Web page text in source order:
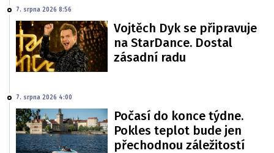
7. srpna 2026 8:56
Vojtěch Dyk se připravuje
na StarDance. Dostal
zásadní radu
7. srpna 2026 4:00
Počasí do konce týdne.
Pokles teplot bude jen
přechodnou záležitostí